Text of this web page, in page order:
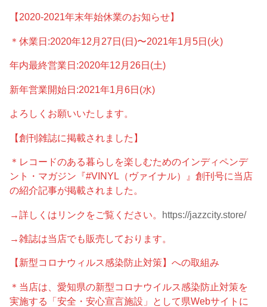
【2020-2021年末年始休業のお知らせ】
＊休業日:2020年12月27日(日)〜2021年1月5日(火)
年内最終営業日:2020年12月26日(土)
新年営業開始日:2021年1月6日(水)
よろしくお願いいたします。
【創刊雑誌に掲載されました】
＊レコードのある暮らしを楽しむためのインディペンデ
ント・マガジン『#VINYL（ヴァイナル）』創刊号に当店
の紹介記事が掲載されました。
→詳しくはリンクをご覧ください。 https://jazzcity.store/
→雑誌は当店でも販売しております。
【新型コロナウィルス感染防止対策】への取組み
＊当店は、愛知県の新型コロナウイルス感染防止対策を
実施する「安全・安心宣言施設」として県Webサイトに